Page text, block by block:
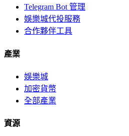
Telegram Bot 管理
娛樂城代投服務
合作夥伴工具
產業
娛樂城
加密貨幣
全部產業
資源